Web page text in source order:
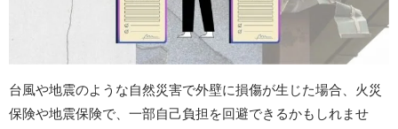
台風や地震のような自然災害で外壁に損傷が生じた場合、火災
保険や地震保険で、一部自己負担を回避できるかもしれませ